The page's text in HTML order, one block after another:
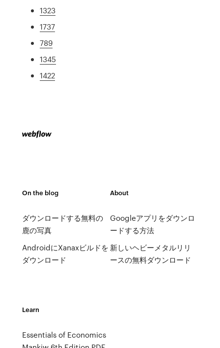
1323
1737
789
1345
1422
On the blog
ダウンロードする無料の
鹿の写真
AndroidにXanaxビルドを
ダウンロード
About
Googleアプリをダウンロ
ードする方法
新しいヘビーメタルリリ
ースの無料ダウンロード
Learn
Essentials of Economics